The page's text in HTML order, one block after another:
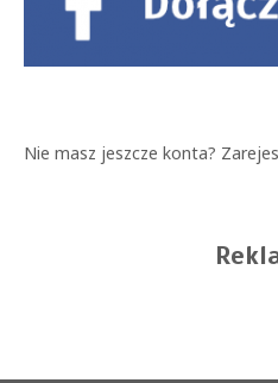
Nie masz jeszcze konta?